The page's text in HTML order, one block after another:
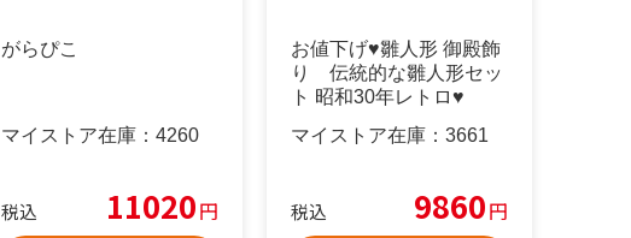
がらぴこ
マイストア在庫： 4260
税込 11020円
お値下げ♥雛人形 御殿飾
り 伝統的な雛人形セッ
ト 昭和30年レトロ♥
マイストア在庫： 3661
税込 9860円